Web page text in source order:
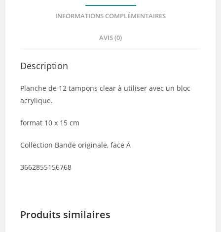
HA
Fox
INFORMATIONS COMPLÉMENTAIRES
AVIS (0)
Description
Planche de 12 tampons clear à utiliser avec un bloc
acrylique.
format 10 x 15 cm
Collection Bande originale, face A
3662855156768
Produits similaires